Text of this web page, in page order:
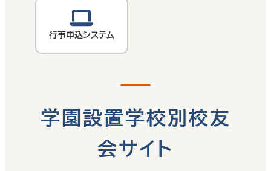
行事申込システム
学園設置学校別校友
会サイト